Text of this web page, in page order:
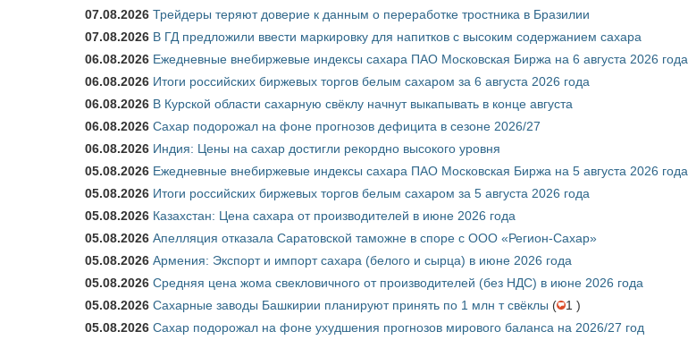
07.08.2026 Трейдеры теряют доверие к данным о переработке тростника в Бразилии
07.08.2026 В ГД предложили ввести маркировку для напитков с высоким содержанием сахара
06.08.2026 Ежедневные внебиржевые индексы сахара ПАО Московская Биржа на 6 августа 2026 года
06.08.2026 Итоги российских биржевых торгов белым сахаром за 6 августа 2026 года
06.08.2026 В Курской области сахарную свёклу начнут выкапывать в конце августа
06.08.2026 Сахар подорожал на фоне прогнозов дефицита в сезоне 2026/27
06.08.2026 Индия: Цены на сахар достигли рекордно высокого уровня
05.08.2026 Ежедневные внебиржевые индексы сахара ПАО Московская Биржа на 5 августа 2026 года
05.08.2026 Итоги российских биржевых торгов белым сахаром за 5 августа 2026 года
05.08.2026 Казахстан: Цена сахара от производителей в июне 2026 года
05.08.2026 Апелляция отказала Саратовской таможне в споре с ООО «Регион-Сахар»
05.08.2026 Армения: Экспорт и импорт сахара (белого и сырца) в июне 2026 года
05.08.2026 Средняя цена жома свекловичного от производителей (без НДС) в июне 2026 года
05.08.2026 Сахарные заводы Башкирии планируют принять по 1 млн т свёклы (
1 )
05.08.2026 Сахар подорожал на фоне ухудшения прогнозов мирового баланса на 2026/27 год